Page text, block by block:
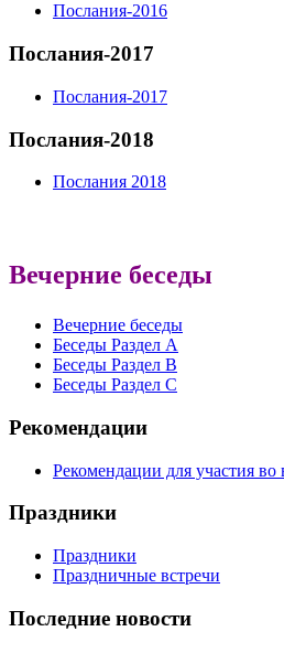
Послания-2016
Послания-2017
Послания-2017
Послания-2018
Послания 2018
Вечерние беседы
Вечерние беседы
Беседы Раздел A
Беседы Раздел B
Беседы Раздел С
Рекомендации
Рекомендации для участия во
Праздники
Праздники
Праздничные встречи
Последние новости